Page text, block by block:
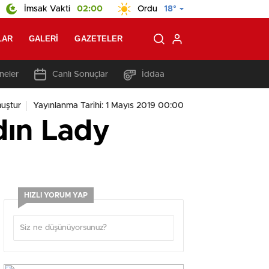
İmsak Vakti 02:00 Ordu 18°
GALERI GAZETELER
Canlı Sonuçlar İddaa
Yayınlanma Tarihi: 1 Mayıs 2019 00:00
Lady
HIZLI YORUM YAP